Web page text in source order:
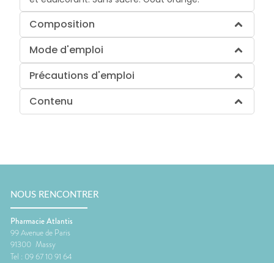
Composition
Mode d'emploi
Précautions d'emploi
Contenu
NOUS RENCONTRER
Pharmacie Atlantis
99 Avenue de Paris
91300 Massy
Tel : 09 67 10 91 64